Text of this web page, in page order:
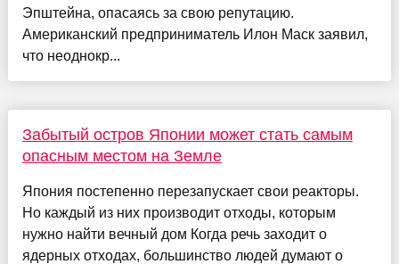
Эпштейна, опасаясь за свою репутацию.
Американский предприниматель Илон Маск заявил,
что неоднокр...
Забытый остров Японии может стать самым
опасным местом на Земле
Япония постепенно перезапускает свои реакторы.
Но каждый из них производит отходы, которым
нужно найти вечный дом Когда речь заходит о
ядерных отходах, большинство людей думают о